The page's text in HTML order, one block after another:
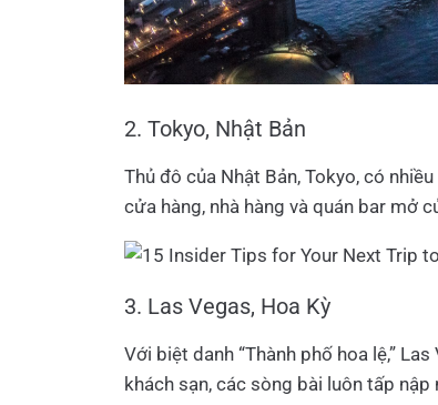
2. Tokyo, Nhật Bản
Thủ đô của Nhật Bản, Tokyo, có
cửa hàng, nhà hàng và quán bar mở
3. Las Vegas, Hoa Kỳ
Với biệt danh “Thành phố hoa lệ,”
khách sạn, các sòng bài luôn tấp